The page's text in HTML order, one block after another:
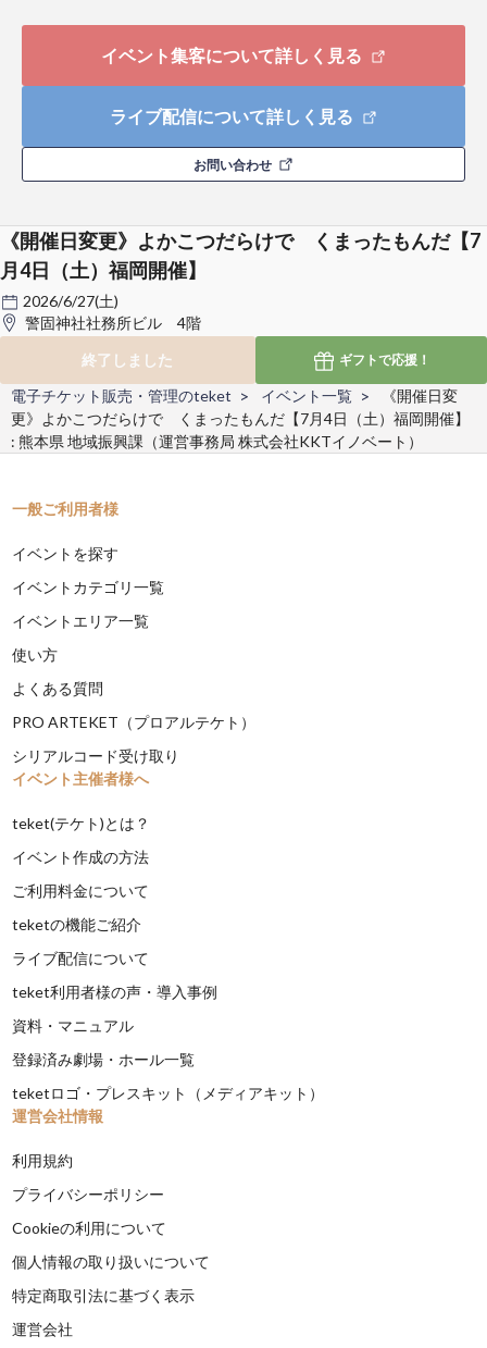
イベント集客について詳しく見る
ライブ配信について詳しく見る
お問い合わせ
《開催日変更》よかこつだらけで くまったもんだ【7
月4日（土）福岡開催】
2026/6/27(土)
警固神社社務所ビル 4階
終了しました
ギフトで応援！
電子チケット販売・管理のteket イベント一覧
《開催日変
更》よかこつだらけで くまったもんだ【7月4日（土）福岡開催】
: 熊本県 地域振興課（運営事務局 株式会社KKTイノベート）
一般ご利用者様
イベントを探す
イベントカテゴリ一覧
イベントエリア一覧
使い方
よくある質問
PRO ARTEKET（プロアルテケト）
シリアルコード受け取り
イベント主催者様へ
teket(テケト)とは？
イベント作成の方法
ご利用料金について
teketの機能ご紹介
ライブ配信について
teket利用者様の声・導入事例
資料・マニュアル
登録済み劇場・ホール一覧
teketロゴ・プレスキット（メディアキット）
運営会社情報
利用規約
プライバシーポリシー
Cookieの利用について
個人情報の取り扱いについて
特定商取引法に基づく表示
運営会社